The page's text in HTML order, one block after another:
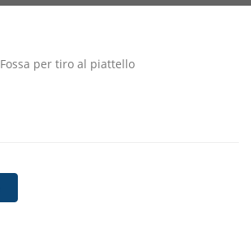
Fossa per tiro al piattello